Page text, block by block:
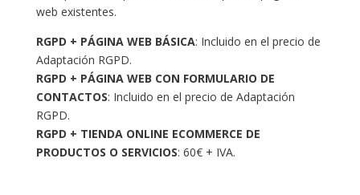
web existentes.
RGPD + PÁGINA WEB BÁSICA: Incluido en el precio de
Adaptación RGPD.
RGPD + PÁGINA WEB CON FORMULARIO DE
CONTACTOS: Incluido en el precio de Adaptación
RGPD.
RGPD + TIENDA ONLINE ECOMMERCE DE
PRODUCTOS O SERVICIOS: 60€ + IVA.